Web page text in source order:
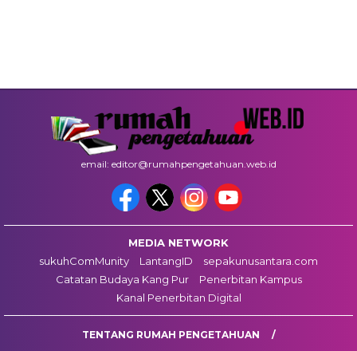
email: editor@rumahpengetahuan.web.id
MEDIA NETWORK
sukuhComMunity
LantangID
sepakunusantara.com
Catatan Budaya Kang Pur
Penerbitan Kampus
Kanal Penerbitan Digital
TENTANG RUMAH PENGETAHUAN